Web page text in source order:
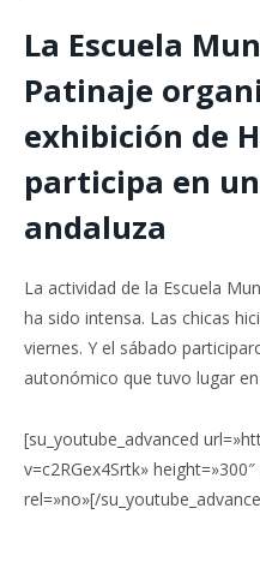
La Escuela
Patinaje
exhibición de
participa en
andaluza
La actividad de la Escuela
ha sido intensa. Las chicas
viernes. Y el sábado
autonómico que tuvo lugar
[su_youtube_advanced
v=c2RGex4Srtk»
rel=»no»[/